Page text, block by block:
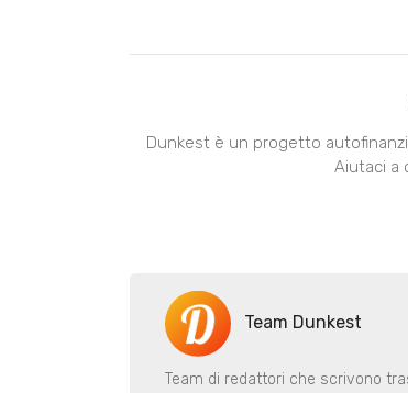
Dunkest è un progetto
Aiutaci a
Team Dunkest
Team di redattori che scrivono